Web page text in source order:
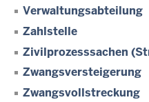
Verwaltungsabteilung
Zahlstelle
Zivilprozesssachen
Zwangsversteigerung
Zwangsvollstreckung